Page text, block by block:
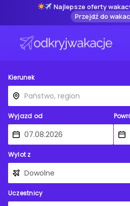
Najlepsze oferty
Przejdź do
Kierunek
Wyjazd od
Wylot z
Uczestnicy